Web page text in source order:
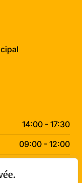
14:00 - 17:30
09:00 - 12:00